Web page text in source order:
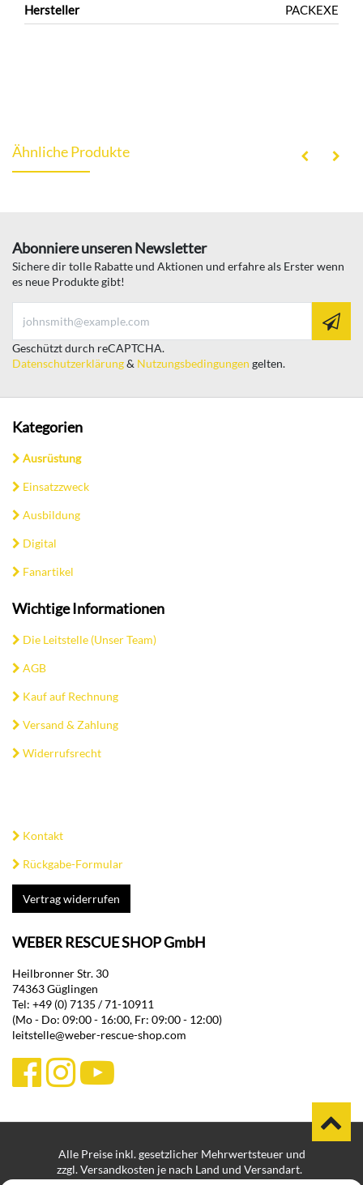
Hersteller
PACKEXE
Ähnliche Produkte
Abonniere unseren Newsletter
Sichere dir tolle Rabatte und Aktionen und erfahre als Erster wenn
es neue Produkte gibt!
Geschützt durch reCAPTCHA.
Datenschutzerklärung& Nutzungsbedingungen gelten.
Kategorien
Ausrüstung
Einsatzzweck
Ausbildung
Digital
Fanartikel
Wichtige Informationen
Die Leitstelle (Unser Team)
AGB
Kauf auf Rechnung
Versand & Zahlung
Widerrufsrecht
Kontakt
Rückgabe-Formular
Vertrag widerrufen
WEBER RESCUE SHOP GmbH
Heilbronner Str. 30
74363 Güglingen
Tel: +49 (0) 7135 / 71-10911
(Mo - Do: 09:00 - 16:00, Fr: 09:00 - 12:00)
leitstelle@weber-rescue-shop.com
Alle Preise inkl. gesetzlicher Mehrwertsteuer und
zzgl. Versandkosten je nach Land und Versandart.